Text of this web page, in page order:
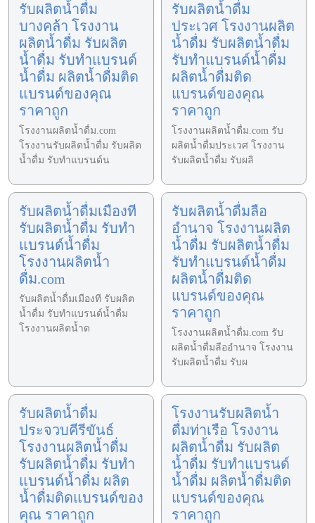
รับผลิตน้ำดื่ม
บางคล้า โรงงาน
ผลิตน้ำดื่ม รับผลิต
น้ำดื่ม รับทำแบรนด์
น้ำดื่ม ผลิตน้ำดื่มติด
แบรนด์ของคุณ
ราคาถูก
โรงงานผลิตน้ำดื่ม.com
โรงงานรับผลิตน้ำดื่ม รับผลิต
น้ำดื่ม รับทำแบรนด์น
รับผลิตน้ำดื่ม
ประเวศ โรงงานผลิต
น้ำดื่ม รับผลิตน้ำดื่ม
รับทำแบรนด์น้ำดื่ม
ผลิตน้ำดื่มติด
แบรนด์ของคุณ
ราคาถูก
โรงงานผลิตน้ำดื่ม.com รับ
ผลิตน้ำดื่มประเวศ โรงงาน
รับผลิตน้ำดื่ม รับผลิ
รับผลิตน้ำดื่มเมืองที
รับผลิตน้ำดื่ม รับทำ
แบรนด์น้ำดื่ม
โรงงานผลิตน้ำ
ดื่ม.com
รับผลิตน้ำดื่มเมืองที รับผลิต
น้ำดื่ม รับทำแบรนด์น้ำดื่ม
โรงงานผลิตน้ำด
รับผลิตน้ำดื่มลือ
อำนาจ โรงงานผลิต
น้ำดื่ม รับผลิตน้ำดื่ม
รับทำแบรนด์น้ำดื่ม
ผลิตน้ำดื่มติด
แบรนด์ของคุณ
ราคาถูก
โรงงานผลิตน้ำดื่ม.com รับ
ผลิตน้ำดื่มลืออำนาจ โรงงาน
รับผลิตน้ำดื่ม รับผ
รับผลิตน้ำดื่ม
ประจวบคีรีขันธ์
โรงงานผลิตน้ำดื่ม
รับผลิตน้ำดื่ม รับทำ
แบรนด์น้ำดื่ม ผลิต
น้ำดื่มติดแบรนด์ของ
คุณ ราคาถูก
โรงงานรับผลิตน้ำ
ดื่มท่าเรือ โรงงาน
ผลิตน้ำดื่ม รับผลิต
น้ำดื่ม รับทำแบรนด์
น้ำดื่ม ผลิตน้ำดื่มติด
แบรนด์ของคุณ
ราคาถูก